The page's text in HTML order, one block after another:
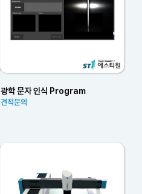
광학 문자 인식 Program
견적문의